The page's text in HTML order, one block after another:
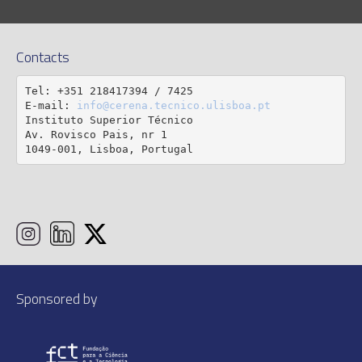
Contacts
Tel: +351 218417394 / 7425
E-mail: info@cerena.tecnico.ulisboa.pt
Instituto Superior Técnico
Av. Rovisco Pais, nr 1
1049-001, Lisboa, Portugal
Sponsored by